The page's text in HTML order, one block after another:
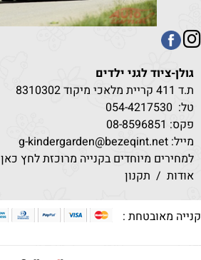
גולן-ציוד לגני ילדים
ת.ד 411 קריית מלאכי מיקוד 8310302
טל:
054-4217530
פקס: 08-8596851
מייל: g-kindergarden@bezeqint.net
למחירים מיוחדים בקנייה מרוכזת לחץ כאן
אודות/ תקנון
מאובטחת :